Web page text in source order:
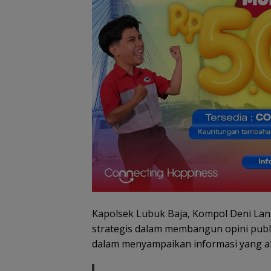
Kapolsek Lubuk Baja, Kompol Deni
strategis dalam membangun opini
dalam menyampaikan informasi yang
Guru untuk
Pemerataan
Pendidik
Rekrutmen
Anggota Polri di
Lingga, Uang
Dikembalikan